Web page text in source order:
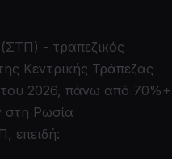
- τραπεζικός
Κεντρικής Τράπεζας
2026, πάνω από 70%+
στη Ρωσία
επειδή: